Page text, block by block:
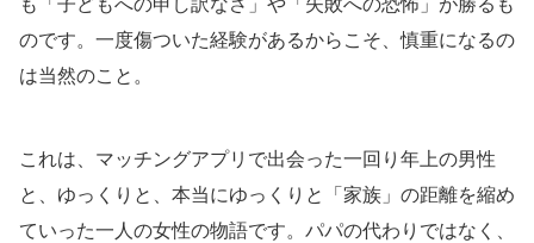
も「子どもへの申し訳なさ」や「失敗への恐怖」が勝るも
のです。一度傷ついた経験があるからこそ、慎重になるの
は当然のこと。
これは、マッチングアプリで出会った一回り年上の男性
と、ゆっくりと、本当にゆっくりと「家族」の距離を縮め
ていった一人の女性の物語です。パパの代わりではなく、